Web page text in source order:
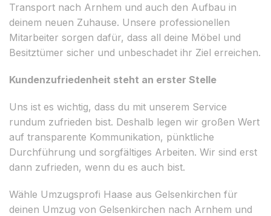
Transport nach Arnhem und auch den Aufbau in
deinem neuen Zuhause. Unsere professionellen
Mitarbeiter sorgen dafür, dass all deine Möbel und
Besitztümer sicher und unbeschadet ihr Ziel erreichen.
Kundenzufriedenheit steht an erster Stelle
Uns ist es wichtig, dass du mit unserem Service
rundum zufrieden bist. Deshalb legen wir großen Wert
auf transparente Kommunikation, pünktliche
Durchführung und sorgfältiges Arbeiten. Wir sind erst
dann zufrieden, wenn du es auch bist.
Wähle Umzugsprofi Haase aus Gelsenkirchen für
deinen Umzug von Gelsenkirchen nach Arnhem und